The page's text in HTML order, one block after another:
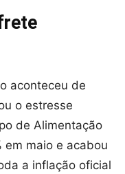
aconteceu de
o estresse
de Alimentação
em maio e acabou
a inflação oficial